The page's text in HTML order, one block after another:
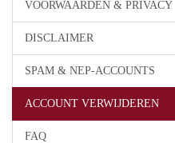
VOORWAARDEN & PRIVACY
DISCLAIMER
SPAM & NEP-ACCOUNTS
ACCOUNT VERWIJDEREN
FAQ